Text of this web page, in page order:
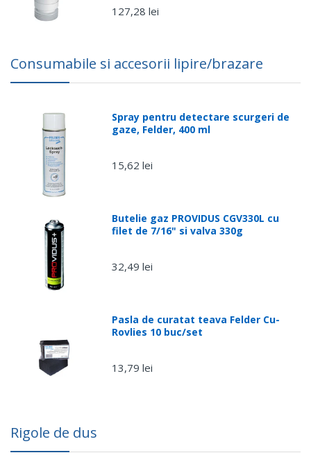
127,28 lei
Consumabile si accesorii lipire/brazare
Spray pentru detectare scurgeri de
gaze, Felder, 400 ml
15,62 lei
Butelie gaz PROVIDUS CGV330L cu
filet de 7/16" si valva 330g
32,49 lei
Pasla de curatat teava Felder Cu-
Rovlies 10 buc/set
13,79 lei
Rigole de dus